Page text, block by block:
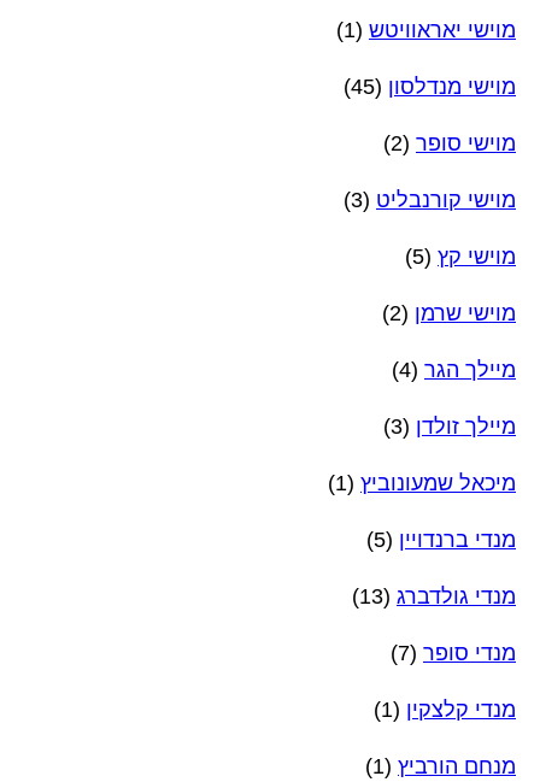
מוישי יאראוויטש (1)
מוישי מנדלסון (45)
מוישי סופר (2)
מוישי קורנבליט (3)
מוישי קץ (5)
מוישי שרמן (2)
מיילך הגר (4)
מיילך זולדן (3)
מיכאל שמעונוביץ (1)
מנדי ברנדויין (5)
מנדי גולדברג (13)
מנדי סופר (7)
מנדי קלצקין (1)
מנחם הורביץ (1)